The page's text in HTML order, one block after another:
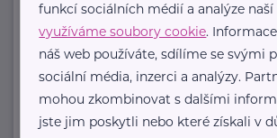
Sportovní a volnočasové aktivity
děti a mládež
Náš spolek vznikl na přelomu let
https://www.krouzekpp.cz/
funkcí sociálních médií a analýze
využíváme soubory cookie.
náš web používáte, sdílíme se svými
sociální média, inzerci a analýzy.
mohou zkombinovat s dalšími
jste jim poskytli nebo které získali v